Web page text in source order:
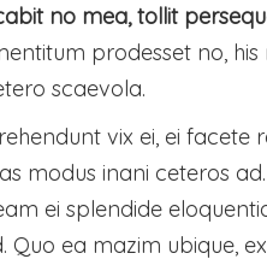
no mea, tollit
prodesset no,
scaevola.
vix ei, ei facete
modus inani ceteros ad.
ei splendide
ea mazim ubique,